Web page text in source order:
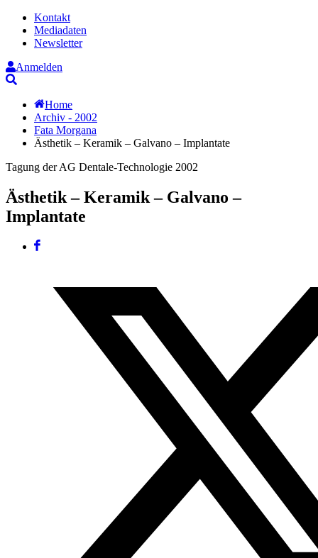
Kontakt
Mediadaten
Newsletter
Anmelden
Home
Archiv - 2002
Fata Morgana
Ästhetik – Keramik – Galvano – Implantate
Tagung der AG Dentale-Technologie 2002
Ästhetik – Keramik – Galvano –
Implantate